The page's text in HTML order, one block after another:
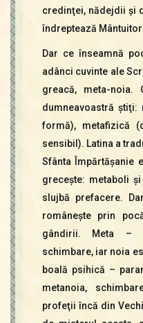
credinţei, nădejdii şi
îndreptează
Dar ce înseamnă
adânci cuvinte ale
greacă, meta-noia.
dumneavoastră
formă), metafizică
sensibil). Latina a
Sfânta Împărtăşanie
greceşte: metaboli
slujbă prefacere.
româneşte prin
gândirii. Meta –
schimbare, iar noia
boală psihică –
metanoia,
profeţii încă din